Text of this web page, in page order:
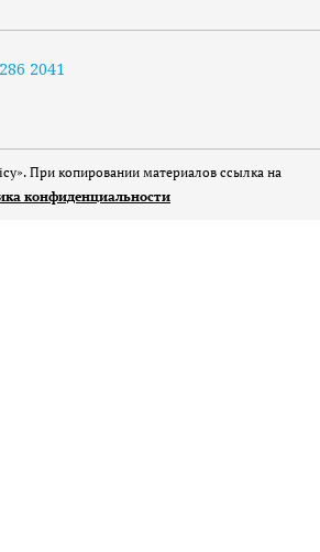
2041
При копировании материалов ссылка на
конфиденциальности